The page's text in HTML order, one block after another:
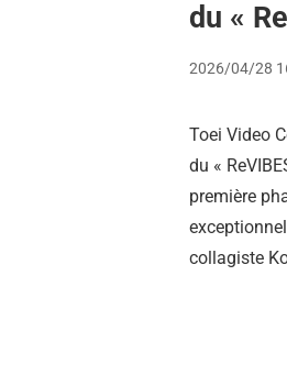
du «
2026/04/28
Toei Video
du «
première
collagiste